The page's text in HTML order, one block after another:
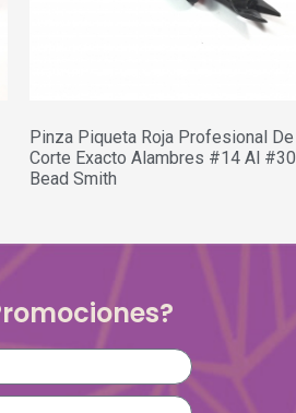
Pinza Piqueta Roja Profesional De
Corte Exacto Alambres #14 Al #30
Bead Smith